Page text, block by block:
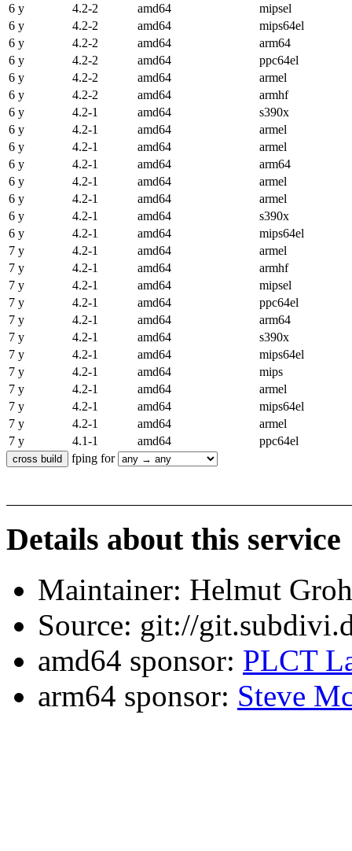
6 y
4.2-2 amd64
mipsel
6 y
4.2-2 amd64
mips64el
6 y
4.2-2 amd64
arm64
6 y
4.2-2 amd64
ppc64el
6 y
4.2-2 amd64
armel
6 y
4.2-2 amd64
armhf
6 y
4.2-1 amd64
s390x
6 y
4.2-1 amd64
armel
6 y
4.2-1 amd64
armel
6 y
4.2-1 amd64
arm64
6 y
4.2-1 amd64
armel
6 y
4.2-1 amd64
armel
6 y
4.2-1 amd64
s390x
6 y
4.2-1 amd64
mips64el
7 y
4.2-1 amd64
armel
7 y
4.2-1 amd64
armhf
7 y
4.2-1 amd64
mipsel
7 y
4.2-1 amd64
ppc64el
7 y
4.2-1 amd64
arm64
7 y
4.2-1 amd64
s390x
7 y
4.2-1 amd64
mips64el
7 y
4.2-1 amd64
mips
7 y
4.2-1 amd64
armel
7 y
4.2-1 amd64
mips64el
7 y
4.2-1 amd64
armel
7 y
4.1-1 amd64
ppc64el
fping for
Details about this service
Maintainer: Helmut
Source: git://
amd64 sponsor: PLCT
arm64 sponsor: Steve